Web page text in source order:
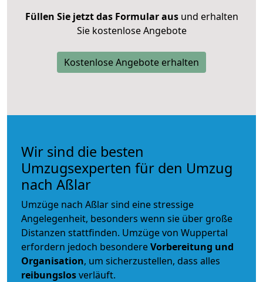
Füllen Sie jetzt das Formular ausund erhalten
Sie kostenlose Angebote
Kostenlose Angebote erhalten
Wir sind die besten
Umzugsexperten für den Umzug
nach Aßlar
Umzüge nach Aßlar sind eine stressige
Angelegenheit, besonders wenn sie über große
Distanzen stattfinden. Umzüge von Wuppertal
erfordern jedoch besondereVorbereitung und
Organisation, um sicherzustellen, dass alles
reibungslosverläuft.